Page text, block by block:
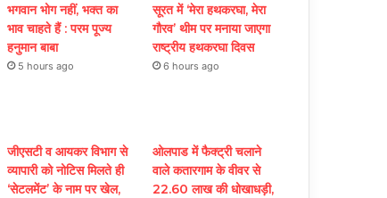
भगवान भोग नहीं, भक्त का
भाव चाहते हैं : परम पूज्य
हनुमान बाबा
5 hours ago
सूरत में ‘मेरा हथकरघा, मेरा
गौरव’ थीम पर मनाया जाएगा
राष्ट्रीय हथकरघा दिवस
6 hours ago
जीएसटी व आयकर विभाग से
व्यापारी को नोटिस मिलते ही
‘सेटलमेंट’ के नाम पर खेल,
ओलपाड में फैक्ट्री चलाने
वाले कतारगाम के वीवर से
22.60 लाख की धोखाधड़ी,